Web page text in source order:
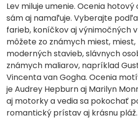
Lev miluje umenie. Ocenia hotový
sám aj namaľuje. Vyberajte
farieb, koníčkov aj výnimočných
môžete zo známych miest,
moderných stavieb, slávnych
známych maliarov, napríklad
Vincenta van Gogha. Ocenia
je Audrey Hepburn aj Marilyn
aj motorky a vedia sa pokochať
romantický prístav aj krásnu pláž.